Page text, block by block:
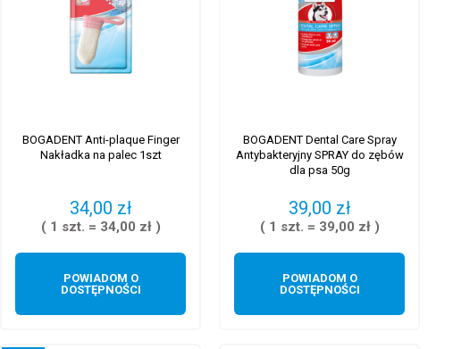
BOGADENT Anti-plaque Finger
Nakładka na palec 1szt
34,00 zł
( 1 szt. = 34,00 zł )
POWIADOM O
DOSTĘPNOŚCI
BOGADENT Dental Care Spray
Antybakteryjny SPRAY do zębów
dla psa 50g
39,00 zł
( 1 szt. = 39,00 zł )
POWIADOM O
DOSTĘPNOŚCI